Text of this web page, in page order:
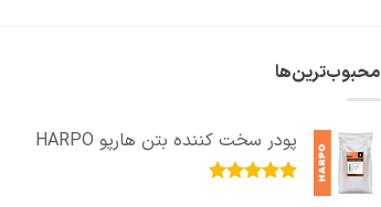
محبوب‌ترین‌ها
پودر سخت کننده بتن هارپو HARPO